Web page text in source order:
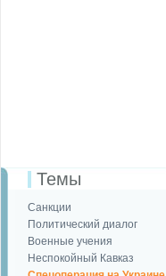
Темы
Санкции
Политический диалог
Военные учения
Неспокойный Кавказ